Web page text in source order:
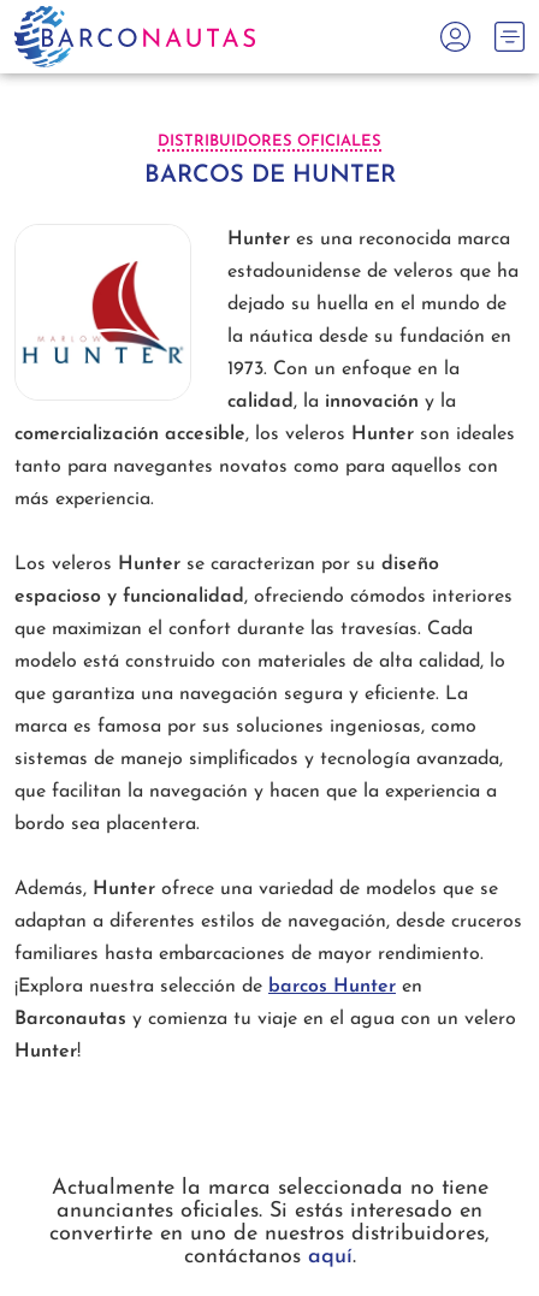
DISTRIBUIDORES OFICIALES
BARCOS DE HUNTER
Hunter es una reconocida marca
estadounidense de veleros que ha
dejado su huella en el mundo de
la náutica desde su fundación en
1973. Con un enfoque en la
calidad , la innovación y la
comercialización accesible, los veleros Hunter son ideales
tanto para navegantes novatos como para aquellos con
más experiencia.
Los veleros Hunter se caracterizan por su diseño
espacioso y funcionalidad , ofreciendo cómodos interiores
que maximizan el confort durante las travesías. Cada
modelo está construido con materiales de alta calidad, lo
que garantiza una navegación segura y eficiente. La
marca es famosa por sus soluciones ingeniosas, como
sistemas de manejo simplificados y tecnología avanzada,
que facilitan la navegación y hacen que la experiencia a
bordo sea placentera.
Además, Hunter ofrece una variedad de modelos que se
adaptan a diferentes estilos de navegación, desde cruceros
familiares hasta embarcaciones de mayor rendimiento.
¡Explora nuestra selección de barcos Hunter en
Barconautas y comienza tu viaje en el agua con un velero
Hunter!
Actualmente la marca seleccionada no tiene
anunciantes oficiales. Si estás interesado en
convertirte en uno de nuestros distribuidores,
contáctanos aquí.